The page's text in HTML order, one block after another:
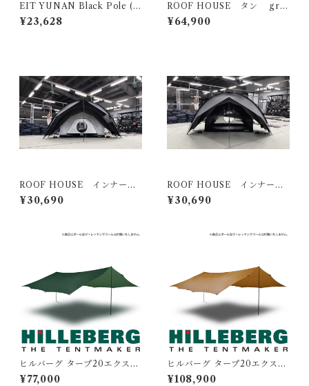
EIT YUNAN Black Pole (2
50~280cm) 2set
¥23,628
ROOF HOUSE タン gro
und cover
¥64,900
ROOF HOUSE インナーテ
ント ホワイト ground co
ver
¥30,690
ROOF HOUSE インナーテ
ント ブラック ground c
over
¥30,690
ヒルバーグ タープ20エクスペ
ディション グリーン
¥77,000
ヒルバーグ タープ20エクスペ
ディション サンド XP
¥108,900